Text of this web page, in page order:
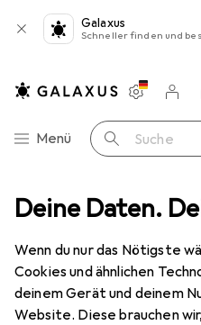
Deine Daten.
Wenn du nur das Nötigste
Cookies und ähnlichen
deinem Gerät und deinem
Website. Diese brauchen
Galaxus
Schneller finden und
Navigation nach Kategorien
Menü Suche
Merklisten
Warenkorb
Produktbewertungen auch
Emporia
V50 4G